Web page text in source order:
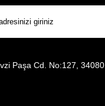
Paşa Cd. No:127,